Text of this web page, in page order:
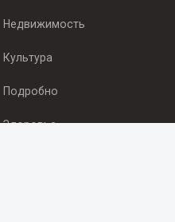
Недвижимость
Культура
Подробно
Здоровье